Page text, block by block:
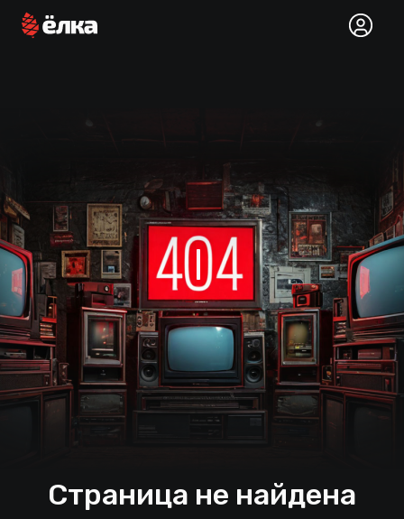
Страница не найдена